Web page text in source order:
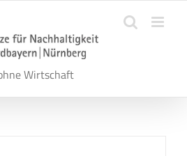
Wirtschaft